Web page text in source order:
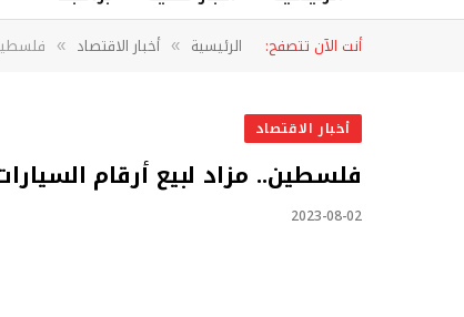
أنت الآن تتصفح:
الرئيسية » أخبار الاقتصاد »
أخبار الاقتصاد
فلسطين.. مزاد لبيع أرقام
2023-08-02